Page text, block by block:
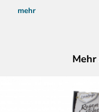
mehr
Mehr